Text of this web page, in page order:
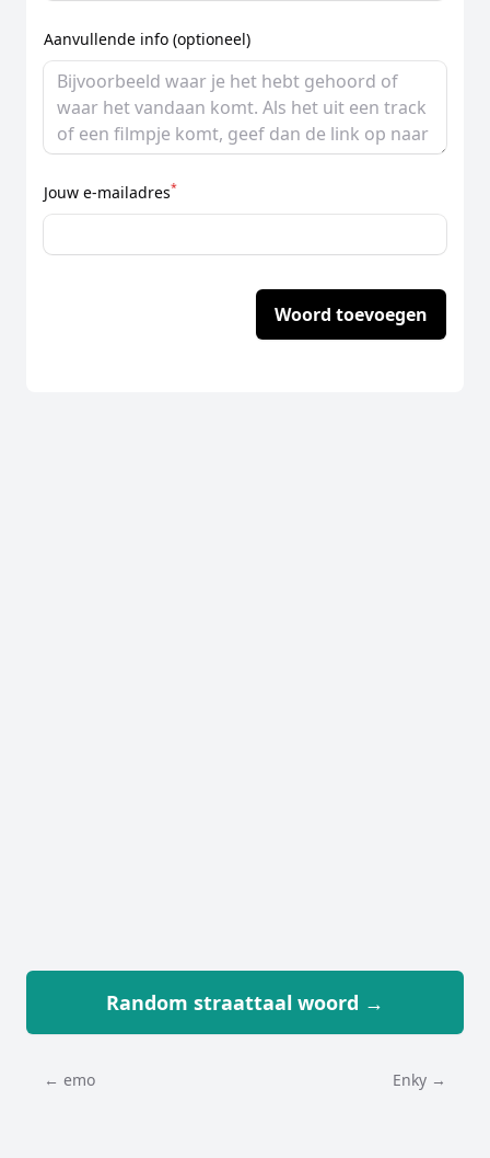
Aanvullende info (optioneel)
Jouw e-mailadres*
Woord toevoegen
Random straattaal woord →
← emo Enky →